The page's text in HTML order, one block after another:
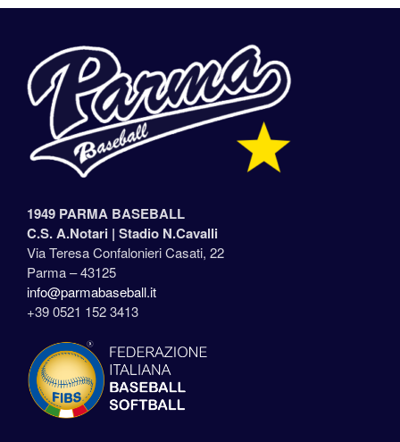
1949 PARMA BASEBALL
C.S. A.Notari | Stadio N.Cavalli
Via Teresa Confalonieri Casati, 22
Parma – 43125
info@parmabaseball.it
+39 0521 152 3413